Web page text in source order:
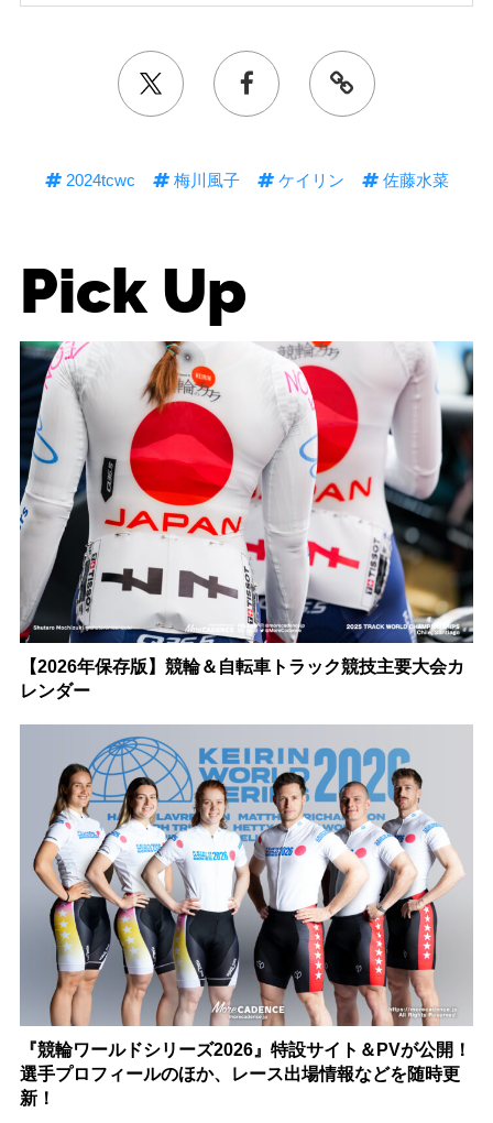
2024tcwc 梅川風子 ケイリン 佐藤水菜
Pick Up
【2026年保存版】競輪＆自転車トラック競技主要大会カ
レンダー
『競輪ワールドシリーズ2026』特設サイト＆PVが公開！
選手プロフィールのほか、レース出場情報などを随時更
新！